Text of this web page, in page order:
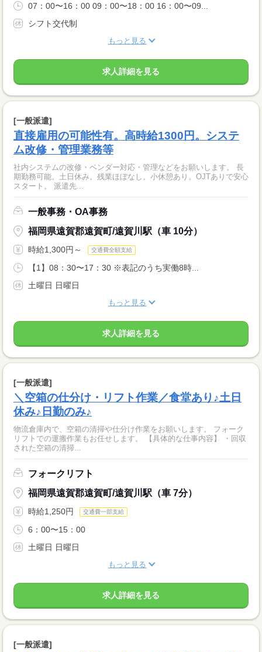
07：00〜16：00 09：00〜18：00 16：00〜09...
シフト交代制
もっと見る
求人詳細を見る
[一般派遣]
直接雇用の可能性有。高時給1300円。システ
ム改修・管理業務等
社内システムの改修・ベンダー対応・管理などをお願いします。 長
期勤務可能。土日休み。残業ほぼなし。小休憩あり。OJTありで安心
スタート。 派遣先...
一般事務・OA事務
福岡県遠賀郡遠賀町/遠賀川駅（車 10分）
時給1,300円～ 交通費全額支給
【1】08：30〜17：30 ※表記のうち実働8時...
土曜日 日曜日
もっと見る
求人詳細を見る
[一般派遣]
＼空箱の仕分け・リフト作業／食堂あり♪土日
休み♪日勤のみ♪
物流倉庫内で、空箱の清掃や仕分け作業をお願いします。 フォーク
リフトでの運搬作業もお任せします。 【具体的な仕事内容】 ・回収
された空箱の清掃...
フォークリフト
福岡県遠賀郡遠賀町/遠賀川駅（車 7分）
時給1,250円 交通費一部支給
6：00〜15：00
土曜日 日曜日
もっと見る
求人詳細を見る
[一般派遣]